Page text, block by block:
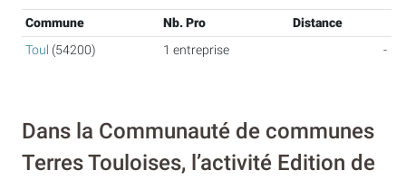
Commune Nb. Pro
Distance
Toul (54200) 1 entreprise -
Dans la Communauté de communes
Terres Touloises, l’activité Edition de